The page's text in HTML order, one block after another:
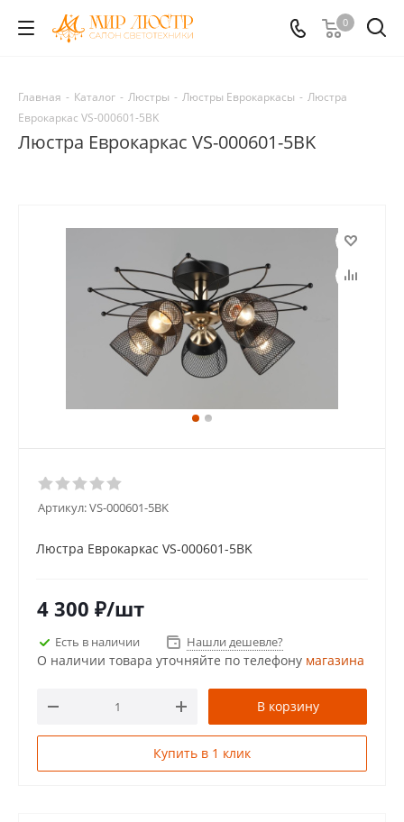
0
Главная - Каталог - Люстры - Люстры Еврокаркасы - Люстра
Еврокаркас VS-000601-5BK
Люстра Еврокаркас VS-000601-5BK
Артикул:VS-000601-5BK
Люстра Еврокаркас VS-000601-5BK
4 300 ₽/шт
Есть в наличии Нашли дешевле?
О наличии товара уточняйте по телефону магазина
В корзину
Купить в 1 клик